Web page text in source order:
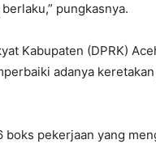
pungkasnya.
Kabupaten (DPRK)
adanya
pekerjaan yang